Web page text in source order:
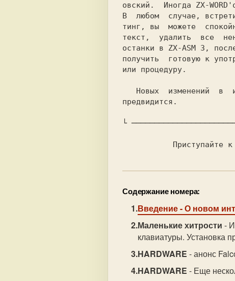
овский.  Иногда ZX-
В  любом  случае,
тинг, вы  можете
текст,  удалить  все
останки в ZX-ASM 3,
получить  готовую к
или процедуру.
предвидится.
└
Содержание номера:
Введение- О новом
Маленькие хитрости -
клавиатуры. Установка
HARDWARE - анонс
HARDWARE - Еще